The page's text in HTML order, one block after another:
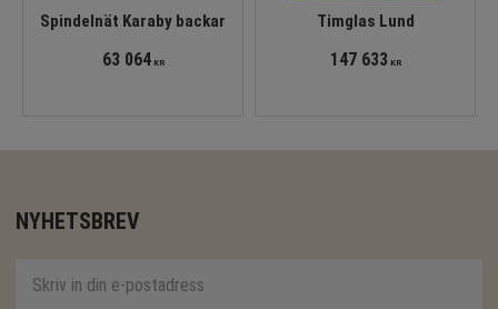
Spindelnät Karaby backar
63 064KR
Timglas Lund
147 633 KR
NYHETSBREV